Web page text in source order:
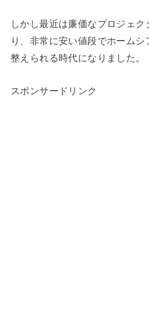
しかし最近は廉価なプロジェ
り、非常に安い値段でホーム
整えられる時代になりました。
スポンサードリンク